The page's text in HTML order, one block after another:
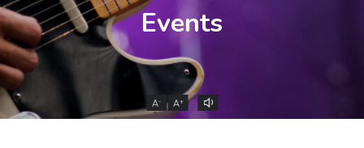
Events
A- A+